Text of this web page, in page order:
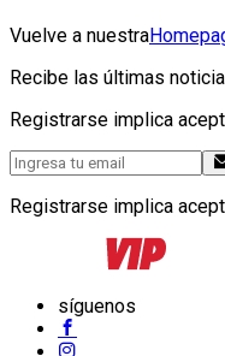
Vuelve a nuestra
Recibe las últimas
Registrarse implica
Registrarse implica
síguenos